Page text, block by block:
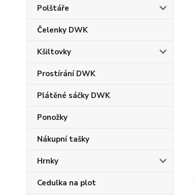
Polštáře
Čelenky DWK
Kšiltovky
Prostírání DWK
Plátěné sáčky DWK
Ponožky
Nákupní tašky
Hrnky
Cedulka na plot